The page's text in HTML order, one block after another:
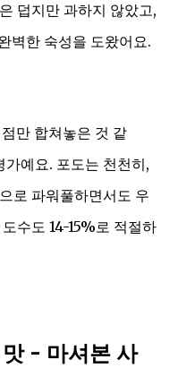
덥지만 과하지 않았고,
벽한 숙성을 도왔어요.
만 합쳐놓은 것 같
예요. 포도는 천천히,
로 파워풀하면서도 우
수도 14-15%로 적절하
- 마셔본 사